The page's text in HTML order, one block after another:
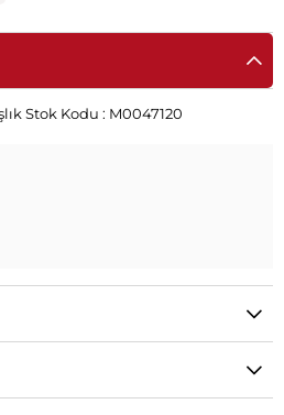
Stok Kodu : M0047120